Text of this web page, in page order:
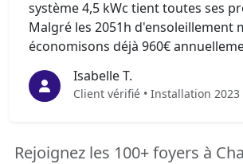
système 4,5 kWc tient toutes ses
Malgré les 2051h d'ensoleillement
économisons déjà 960€
Isabelle T.
Client vérifié • Installation 2023
Rejoignez les 100+ foyers à